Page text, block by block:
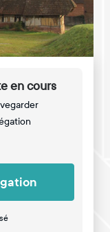
en cours